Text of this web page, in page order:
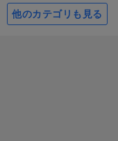
他のカテゴリも見る